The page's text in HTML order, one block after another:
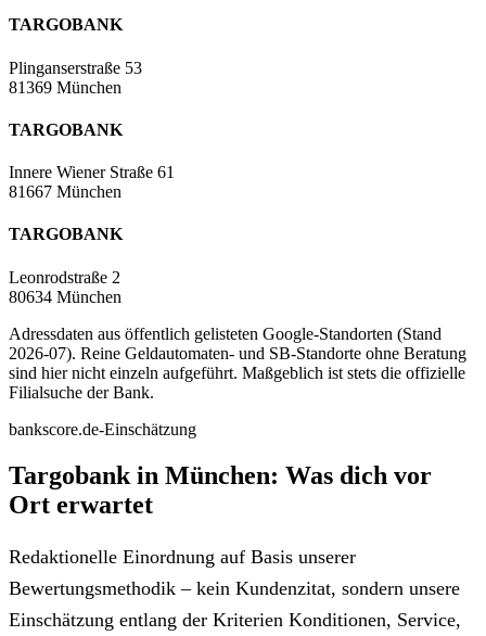
TARGOBANK
Plinganserstraße 53
81369 München
TARGOBANK
Innere Wiener Straße 61
81667 München
TARGOBANK
Leonrodstraße 2
80634 München
Adressdaten aus öffentlich gelisteten Google-Standorten (Stand
2026-07). Reine Geldautomaten- und SB-Standorte ohne Beratung
sind hier nicht einzeln aufgeführt. Maßgeblich ist stets die offizielle
Filialsuche der Bank.
bankscore.de-Einschätzung
Targobank in München: Was dich vor
Ort erwartet
Redaktionelle Einordnung auf Basis unserer
Bewertungsmethodik – kein Kundenzitat, sondern unsere
Einschätzung entlang der Kriterien Konditionen, Service,